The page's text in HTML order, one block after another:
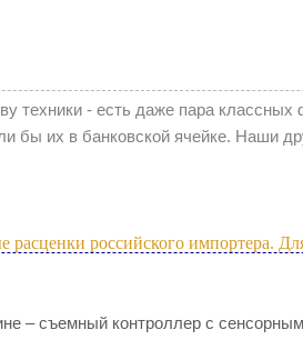
техники - есть даже пара
бы их в банковской ячейке. Наши
расценки российского
– съемный контроллер с